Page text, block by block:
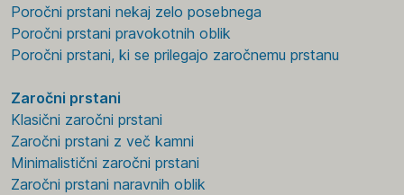
Poročni prstani nekaj zelo posebnega
Poročni prstani pravokotnih oblik
Poročni prstani, ki se prilegajo zaročnemu prstanu
Zaročni prstani
Klasični zaročni prstani
Zaročni prstani z več kamni
Minimalistični zaročni prstani
Zaročni prstani naravnih oblik